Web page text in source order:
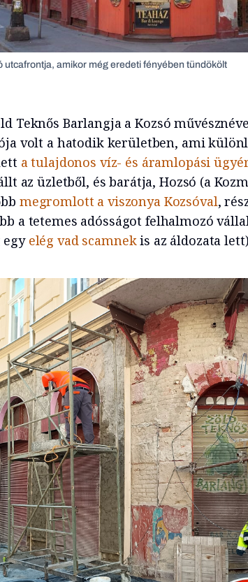
utcafrontja, amikor még eredeti fényében tündökölt
Teknős Barlangja a Kozsó
volt a hatodik kerületben, ami
a tulajdonos víz- és áramlopási
az üzletből, és barátja, Hozsó (a
megromlott a viszonya Kozsóval,
a tetemes adósságot felhalmozó
egy elég vad scamnekis az áldozata